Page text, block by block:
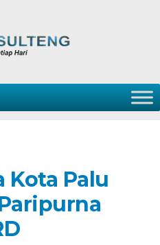
Kota Palu